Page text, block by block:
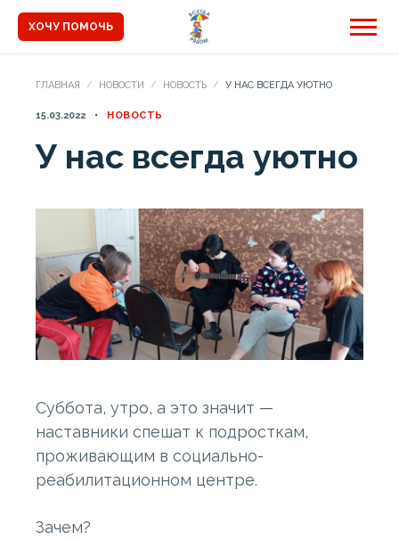
ХОЧУ ПОМОЧЬ
ГЛАВНАЯ НОВОСТИ НОВОСТЬ У НАС ВСЕГДА УЮТНО
15.03.2022 НОВОСТЬ
У нас всегда уютно
Суббота, утро, а это значит —
наставники спешат к подросткам,
проживающим в социально-
реабилитационном центре.
Зачем?